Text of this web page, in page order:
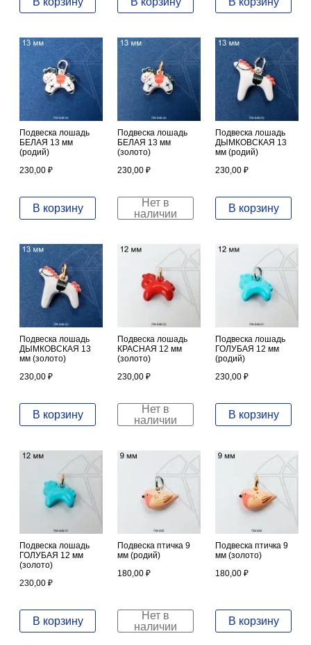
Подвеска лошадь
БЕЛАЯ 13 мм
(родий)
230,00 ₽
В корзину
Подвеска лошадь
БЕЛАЯ 13 мм
(золото)
230,00 ₽
Нет в
наличии
Подвеска лошадь
ДЫМКОВСКАЯ 13
мм (родий)
230,00 ₽
В корзину
Подвеска лошадь
ДЫМКОВСКАЯ 13
мм (золото)
230,00 ₽
В корзину
Подвеска лошадь
КРАСНАЯ 12 мм
(золото)
230,00 ₽
Нет в
наличии
Подвеска лошадь
ГОЛУБАЯ 12 мм
(родий)
230,00 ₽
В корзину
Подвеска лошадь
ГОЛУБАЯ 12 мм
(золото)
230,00 ₽
В корзину
Подвеска птичка 9
мм (родий)
180,00 ₽
Нет в
наличии
Подвеска птичка 9
мм (золото)
180,00 ₽
В корзину